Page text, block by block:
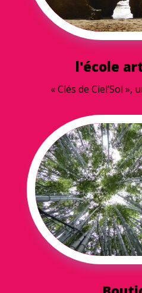
l'école
« Clés de Ciel’Sol », u